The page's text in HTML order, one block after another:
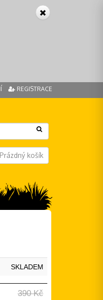
REGISTRACE
Prázdný košík
SKLADEM
390 Kč